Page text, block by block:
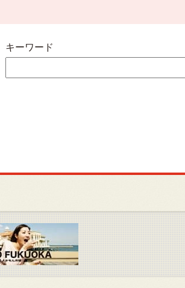
キーワード